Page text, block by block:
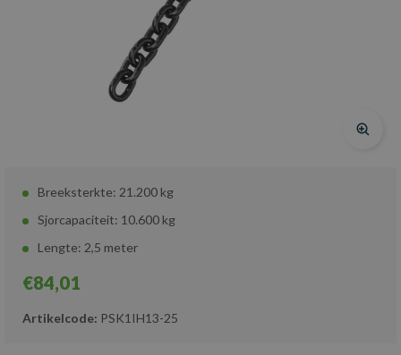
Breeksterkte: 21.200 kg
Sjorcapaciteit: 10.600 kg
Lengte: 2,5 meter
€84,01
Artikelcode: PSK1IH13-25